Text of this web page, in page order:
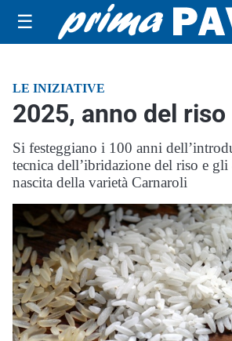
☰
LE INIZIATIVE
2025, anno del
Si festeggiano i 100 anni
tecnica dell’ibridazione del riso e
nascita della varietà Carnaroli